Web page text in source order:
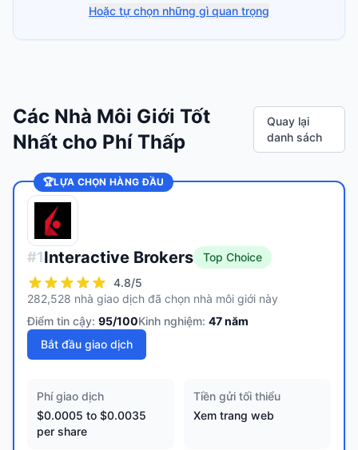
Hoặc tự chọn những gì quan trọng
Các Nhà Môi Giới Tốt
Nhất cho Phí Thấp
Quay lại
danh sách
🏆LỰA CHỌN HÀNG ĐẦU
#1Interactive Brokers
Top Choice
4.8/5
282,528 nhà giao dịch đã chọn nhà môi giới này
Điểm tin cậy: 95/100Kinh nghiệm: 47năm
Bắt đầu giao dịch
Phí giao dịch
$0.0005 to $0.0035
per share
Tiền gửi tối thiểu
Xem trang web